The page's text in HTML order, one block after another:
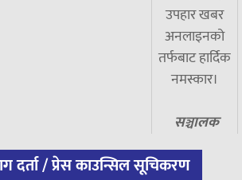
उपहार खबर
अनलाइनको
तर्फबाट हार्दिक
नमस्कार।
सञ्चालक
दर्ता / प्रेस काउन्सिल सूचिकरण